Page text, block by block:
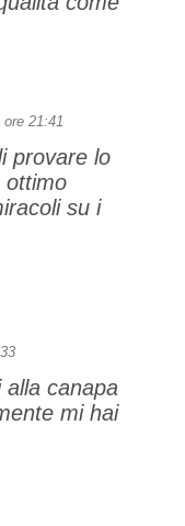
21:41
provare lo
ottimo
su i
canapa
mi hai